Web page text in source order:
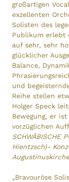
großartigen
exzellenten
Solisten des
Publikum erlebt
auf sehr, sehr
glücklicher
Balance,
und
Reihe stellen
Holger Speck
Bewegung, er
vorzüglichen
SCHWÄBISCHE
Hientzsch)-
Augustinuskirche
„Bravouröse